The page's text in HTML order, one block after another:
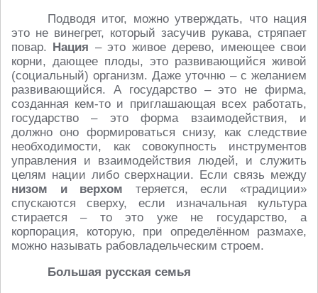
Подводя итог, можно утверждать, что нация
это не винегрет, который засучив рукава, стряпает
повар. Нация – это живое дерево, имеющее свои
корни, дающее плоды, это развивающийся живой
(социальный) организм. Даже уточню – с желанием
развивающийся. А государство – это не фирма,
созданная кем-то и приглашающая всех работать,
государство – это форма взаимодействия, и
должно оно формироваться снизу, как следствие
необходимости, как совокупность инструментов
управления и взаимодействия людей, и служить
целям нации либо сверхнации. Если связь между
низом и верхом теряется, если «традиции»
спускаются сверху, если изначальная культура
стирается – то это уже не государство, а
корпорация, которую, при определённом размахе,
можно называть рабовладельческим строем.
Большая русская семья